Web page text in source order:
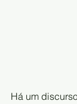
Há um